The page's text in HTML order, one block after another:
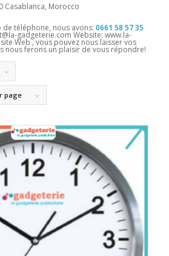
Morocco
téléphone, nous avons: 0661 58 57 35
gadgeterie.com Website: www.la-
Web , vous pouvez nous laisser vos
nous ferons un plaisir de vous répondre!
page